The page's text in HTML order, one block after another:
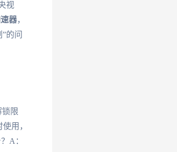
视
器，
的问
锁限
用，
A：